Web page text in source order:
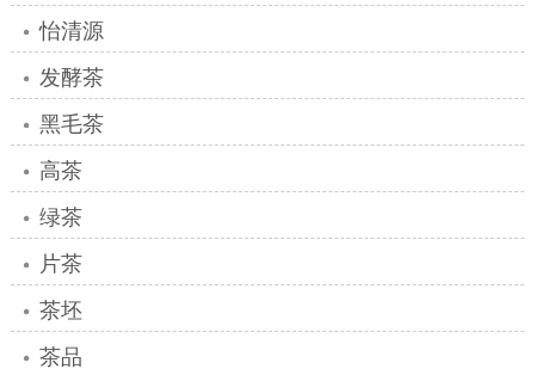
怡清源
发酵茶
黑毛茶
高茶
绿茶
片茶
茶坯
茶品